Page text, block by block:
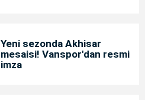
Yeni sezonda Akhisar
mesaisi! Vanspor'dan resmi
imza